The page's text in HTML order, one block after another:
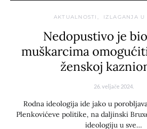
AKTUALNOSTI IZLAGANJA U
Nedopustivo je
muškarcima
ženskoj
26. veljače 2024.
Rodna ideologija ide jako u
Plenkovićeve politike, na daljinski
ideologiju u sve…